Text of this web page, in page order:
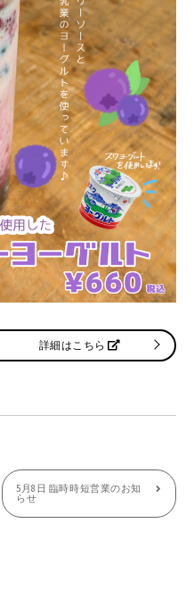
詳細はこちら
5月8日 臨時時短営業のお知
らせ